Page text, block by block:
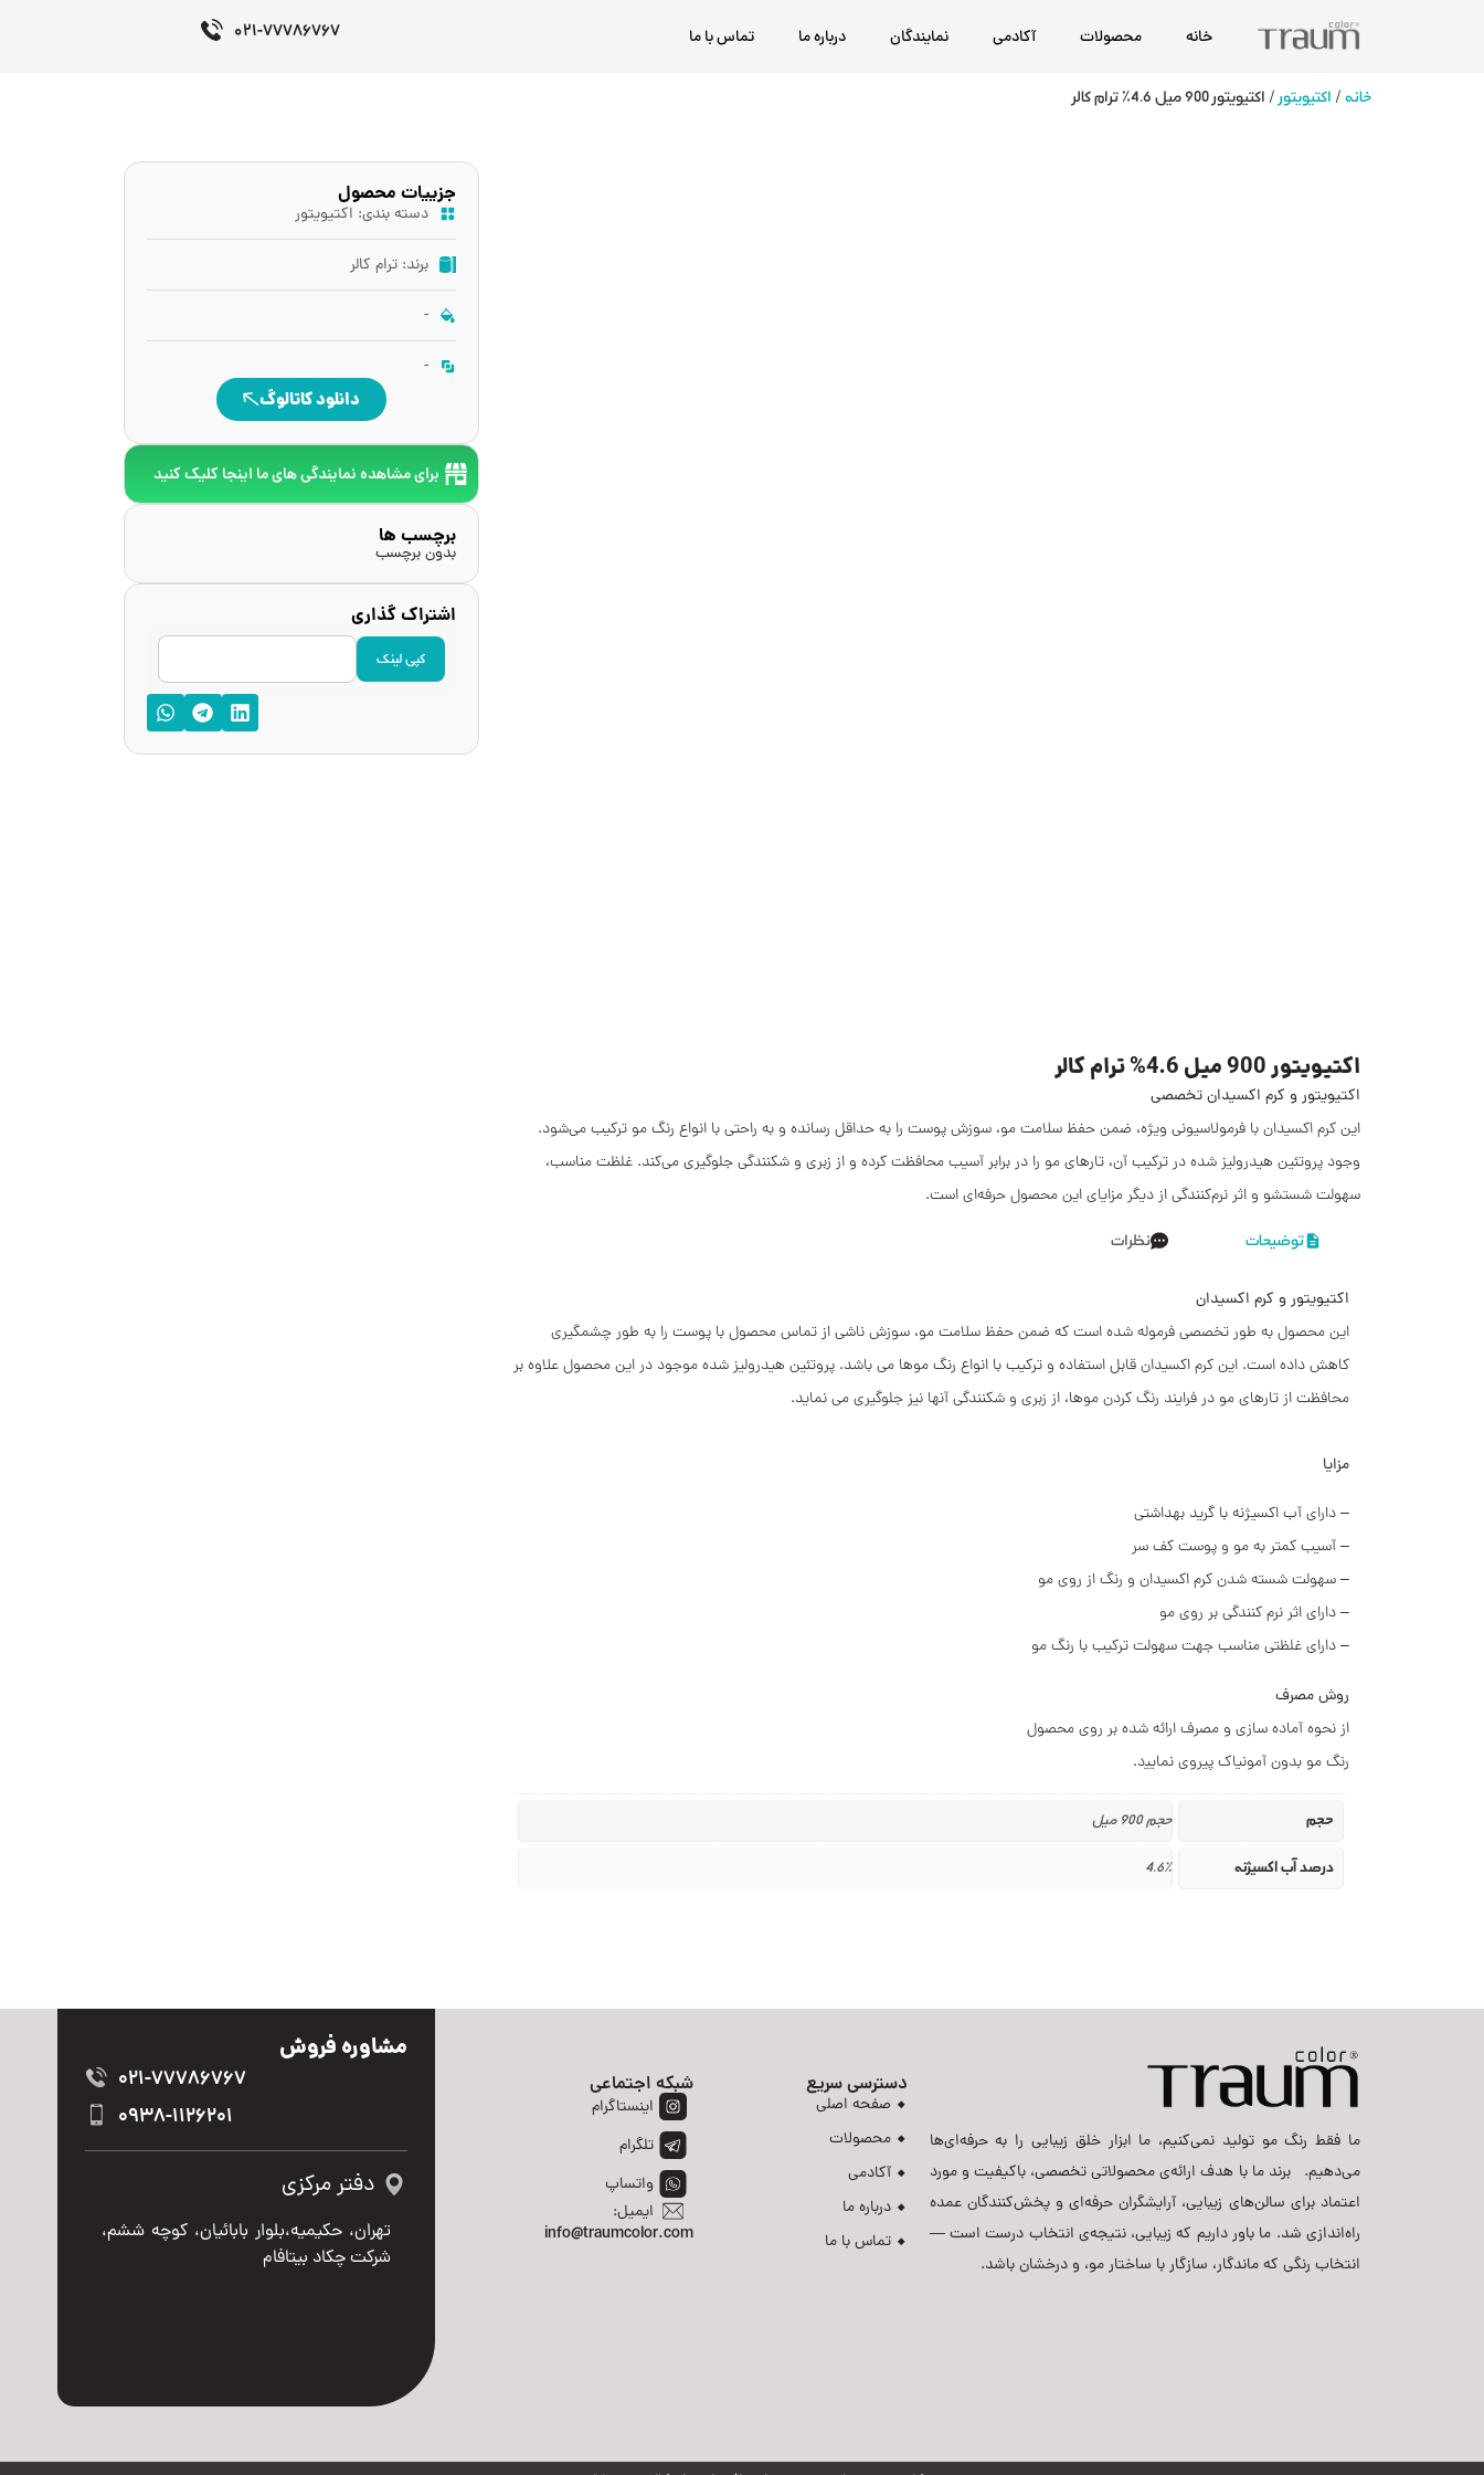
خانه محصولات آکادمی نمایندگان درباره ما تماس با ما 021-77786767
خانه/اکتیویتور/ اکتیویتور 900 میل 4.6% ترام کالر
اکتیویتور 900 میل 4.6% ترام کالر
اکتیویتور و کرم اکسیدان تخصصی
این کرم اکسیدان با فرمولاسیونی ویژه، ضمن حفظ سلامت مو، سوزش پوست را به حداقل رسانده و به‌ راحتی با انواع رنگ مو ترکیب می‌شود.
وجود پروتئین هیدرولیز شده در ترکیب آن، تارهای مو را در برابر آسیب محافظت کرده و از زبری و شکنندگی جلوگیری می‌کند. غلظت مناسب،
سهولت شستشو و اثر نرم‌کنندگی از دیگر مزایای این محصول حرفه‌ای است.
توضیحات نظرات
اکتیویتور و کرم اکسیدان
این محصول به طور تخصصی فرموله شده است که ضمن حفظ سلامت مو، سوزش ناشی از تماس محصول با پوست را به طور چشمگیری
کاهش داده است. این کرم اکسیدان قابل استفاده و ترکیب با انواع رنگ موها می باشد. پروتئین هیدرولیز شده موجود در این محصول علاوه بر
محافظت از تارهای مو در فرایند رنگ کردن موها، از زبری و شکنندگی آنها نیز جلوگیری می نماید.
مزايا
– دارای آب اکسیژنه با گرید بهداشتی
– آسیب کمتر به مو و پوست کف سر
– سهولت شسته شدن کرم اکسیدان و رنگ از روی مو
– دارای اثر نرم کنندگی بر روی مو
– دارای غلظتی مناسب جهت سهولت ترکیب با رنگ مو
روش مصرف
از نحوه آماده سازی و مصرف ارائه شده بر روی محصول
رنگ مو بدون آمونیاک پیروی نماﯾﯿد.
حجم
حجم 900 میل
درصد آب اکسیژنه
4.6%
جزییات محصول
دسته بندی: اکتیویتور
برند: ترام کالر
-
-
دانلود کاتالوگ
برای مشاهده نمایندگی های ما اینجا کلیک کنید
برچسب ها
بدون برچسب
اشتراک گذاری
کپی لینک
ما فقط رنگ مو تولید نمی‌کنیم، ما ابزار خلق زیبایی را به حرفه‌ای‌ها
می‌دهیم. برند ما با هدف ارائه‌ی محصولاتی تخصصی، باکیفیت و مورد
اعتماد برای سالن‌های زیبایی، آرایشگران حرفه‌ای و پخش‌کنندگان عمده
راه‌اندازی شد. ما باور داریم که زیبایی، نتیجه‌ی انتخاب درست است —
انتخاب رنگی که ماندگار، سازگار با ساختار مو، و درخشان باشد.
دسترسی سریع
صفحه اصلی
محصولات
آکادمی
درباره ما
تماس با ما
شبکه اجتماعی
اینستاگرام
تلگرام
واتساپ
ایمیل:
info@traumcolor.com
مشاوره فروش
021-77786767
0938-1126201
دفتر مرکزی
تهران، حکیمیه،بلوار بابائیان، کوچه ششم،
شرکت چکاد بیتافام